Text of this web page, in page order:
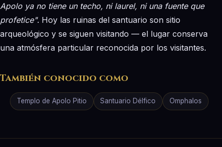
Apolo ya no tiene un techo, ni laurel, ni una fuente que
profetice". Hoy las ruinas del santuario son sitio
arqueológico y se siguen visitando — el lugar conserva
una atmósfera particular reconocida por los visitantes.
También conocido como
Templo de Apolo Pitio Santuario Délfico Omphalos